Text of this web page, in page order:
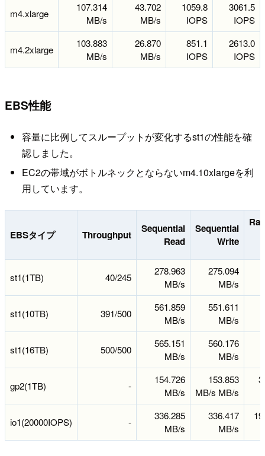
m4.xlarge
107.314
MB/s
43.702
MB/s
1059.8
IOPS
3061.5
IOPS
m4.2xlarge
103.883
MB/s
26.870
MB/s
851.1
IOPS
2613.0
IOPS
EBS性能
容量に比例してスループットが変化するst1の性能を確
認しました。
EC2の帯域がボトルネックとならないm4.10xlargeを利
用しています。
EBSタイプ Throughput
Sequential
Read
Sequential
Write
st1(1TB) 40/245
278.963
MB/s
275.094
MB/s
st1(10TB) 391/500
561.859
MB/s
551.611
MB/s
st1(16TB) 500/500
565.151
MB/s
560.176
MB/s
gp2(1TB) -
154.726
MB/s
153.853
MB/s MB/s
io1(20000IOPS) -
336.285
MB/s
336.417
MB/s